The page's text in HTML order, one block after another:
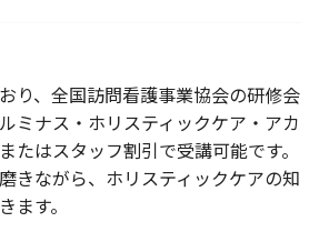
り、全国訪問看護事業協会の研修会
ミナス・ホリスティックケア・アカ
たはスタッフ割引で受講可能です。
きながら、ホリスティックケアの知
ます。